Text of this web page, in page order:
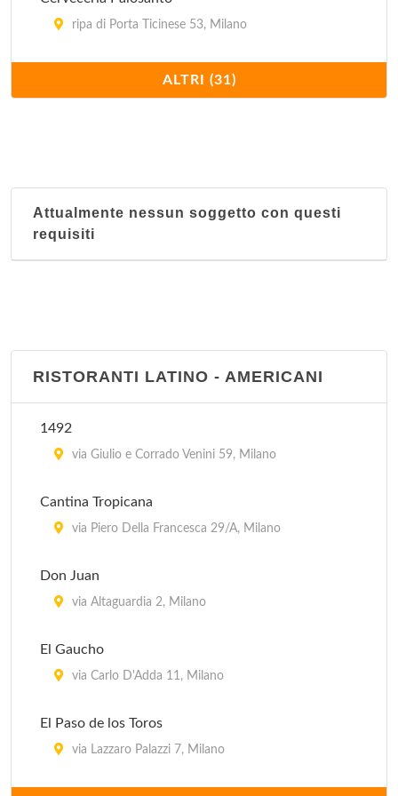
ripa di Porta Ticinese 53, Milano
via Santa Maria Segreta 7/9, Milano
El Quetzal
ALTRI (31)
Attualmente nessun soggetto con questi
requisiti
RISTORANTI LATINO - AMERICANI
1492
via Giulio e Corrado Venini 59, Milano
Cantina Tropicana
via Piero Della Francesca 29/A, Milano
Don Juan
via Altaguardia 2, Milano
El Gaucho
via Carlo D'Adda 11, Milano
El Paso de los Toros
via Lazzaro Palazzi 7, Milano